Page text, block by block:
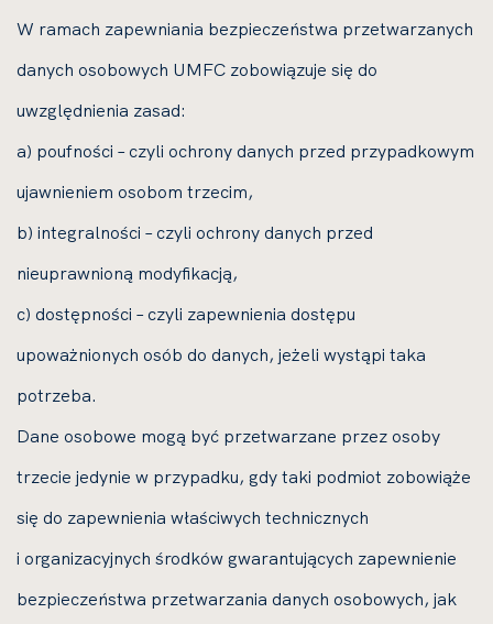
W ramach zapewniania bezpieczeństwa przetwarzanych
danych osobowych UMFC zobowiązuje się do
uwzględnienia zasad:
a) poufności – czyli ochrony danych przed przypadkowym
ujawnieniem osobom trzecim,
b) integralności – czyli ochrony danych przed
nieuprawnioną modyfikacją,
c) dostępności – czyli zapewnienia dostępu
upoważnionych osób do danych, jeżeli wystąpi taka
potrzeba.
Dane osobowe mogą być przetwarzane przez osoby
trzecie jedynie w przypadku, gdy taki podmiot zobowiąże
się do zapewnienia właściwych technicznych
i organizacyjnych środków gwarantujących zapewnienie
bezpieczeństwa przetwarzania danych osobowych, jak